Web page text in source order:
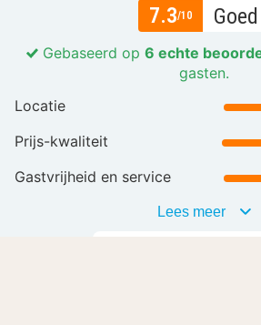
7.3/10 Goed
Gebaseerd op 6 echte
gasten.
Locatie
Prijs-kwaliteit
Gastvrijheid en service
Lees meer